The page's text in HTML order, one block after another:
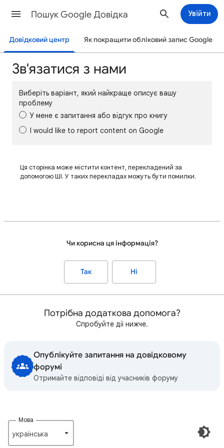
Пошук Google Довідка Увійти
Довідковий центр Як покращити обліковий запис Google
Зв'язатися з нами
Виберіть варіант, який найкраще описує вашу
проблему
У мене є запитання або відгук про книгу
I would like to report content on Google
Ця сторінка може містити контент, перекладений за
допомогою ШІ. У таких перекладах можуть бути помилки.
Чи корисна ця інформація?
Так Ні
Потрібна додаткова допомога?
Спробуйте дії нижче.
Опублікуйте запитання на довідковому
форумі
Отримайте відповіді від учасників форуму
Мова
українська‎